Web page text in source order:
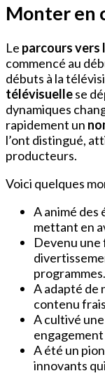
Monter en
Le parcours vers
commencé au
débuts à la
télévisuellese
dynamiques
rapidement un
l’ont distingué,
producteurs.
Voici quelques
A animé des
mettant en
Devenu
programmes.
A adapté de
contenu
A cultivé
engagement
A été un
innovants